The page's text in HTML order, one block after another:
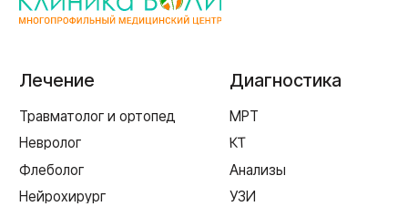
ул. Рыленкова, 11 Б
ул. Рокоссовского, 65
г. Одинцово
ул. Говорова, 85
ул. Шевченко, 65 Б